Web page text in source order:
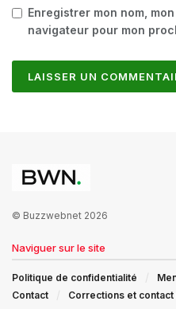
Enregistrer mon nom,
navigateur pour mon
© Buzzwebnet 2026
Naviguer sur le site
Politique de confidentialité
Contact
Corrections et